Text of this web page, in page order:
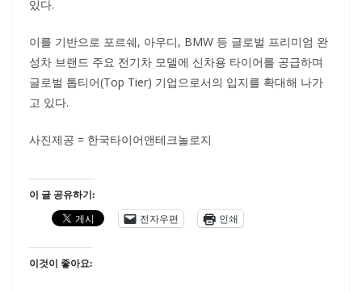
있다.
이를 기반으로 포르쉐, 아우디, BMW 등 글로벌 프리미엄 완
성차 브랜드 주요 전기차 모델에 신차용 타이어를 공급하며
글로벌 톱티어(Top Tier) 기업으로서의 입지를 확대해 나가
고 있다.
사진제공 = 한국타이어앤테크놀로지
이 글 공유하기:
전자우편
인쇄
이것이 좋아요: